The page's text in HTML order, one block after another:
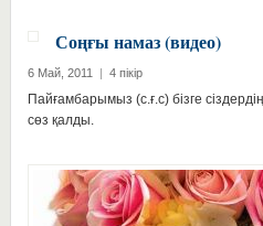
Соңғы намаз (видео)
6 Май, 2011 | 4 пікір
Пайғамбарымыз (с.ғ.с) бізге
сөз қалды.